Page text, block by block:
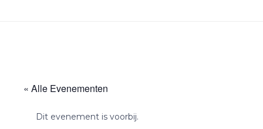
« Alle Evenementen
Dit evenement is voorbij.